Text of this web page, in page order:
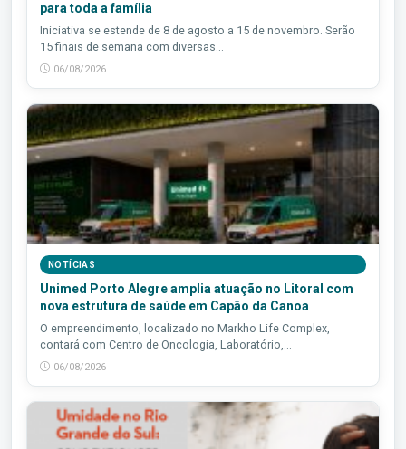
para toda a família
Iniciativa se estende de 8 de agosto a 15 de novembro. Serão
15 finais de semana com diversas...
06/08/2026
NOTÍCIAS
Unimed Porto Alegre amplia atuação no Litoral com
nova estrutura de saúde em Capão da Canoa
O empreendimento, localizado no Markho Life Complex,
contará com Centro de Oncologia, Laboratório,...
06/08/2026